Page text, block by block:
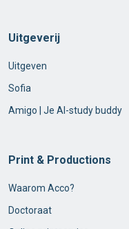
Uitgeverij
Uitgeven
Sofia
Amigo | Je AI-study buddy
Print & Productions
Waarom Acco?
Doctoraat